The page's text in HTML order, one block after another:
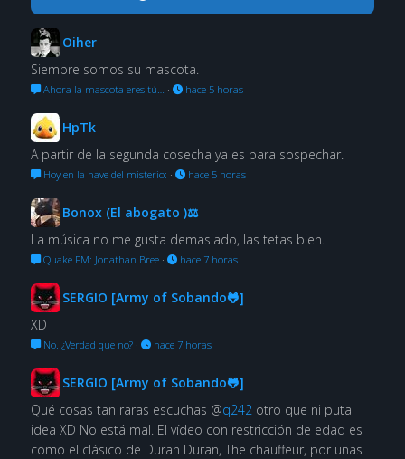
Oiher
Siempre somos su mascota.
Ahora la mascota eres tú… · hace 5 horas
HpTk
A partir de la segunda cosecha ya es para sospechar.
Hoy en la nave del misterio: · hace 5 horas
Bonox (El abogato )⚖
La música no me gusta demasiado, las tetas bien.
Quake FM: Jonathan Bree· hace 7 horas
SERGIO [Army of Sobando🐸]
XD
No. ¿Verdad que no?· hace 7 horas
SERGIO [Army of Sobando🐸]
Qué cosas tan raras escuchas @q242 otro que ni puta
idea XD No está mal. El vídeo con restricción de edad es
como el clásico de Duran Duran, The chauffeur, por unas